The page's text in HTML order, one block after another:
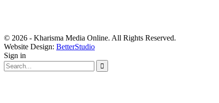
© 2026 - Kharisma Media Online. All Rights Reserved.
Website Design: BetterStudio
Sign in